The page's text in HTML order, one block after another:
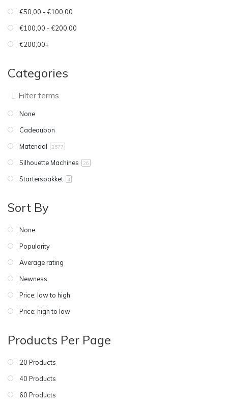
€50,00 - €100,00
€100,00 - €200,00
€200,00+
Categories
None
Cadeaubon
Materiaal
2577
Silhouette Machines 26
Starterspakket 4
Sort By
None
Popularity
Average rating
Newness
Price: low to high
Price: high to low
Products Per Page
20 Products
40 Products
60 Products